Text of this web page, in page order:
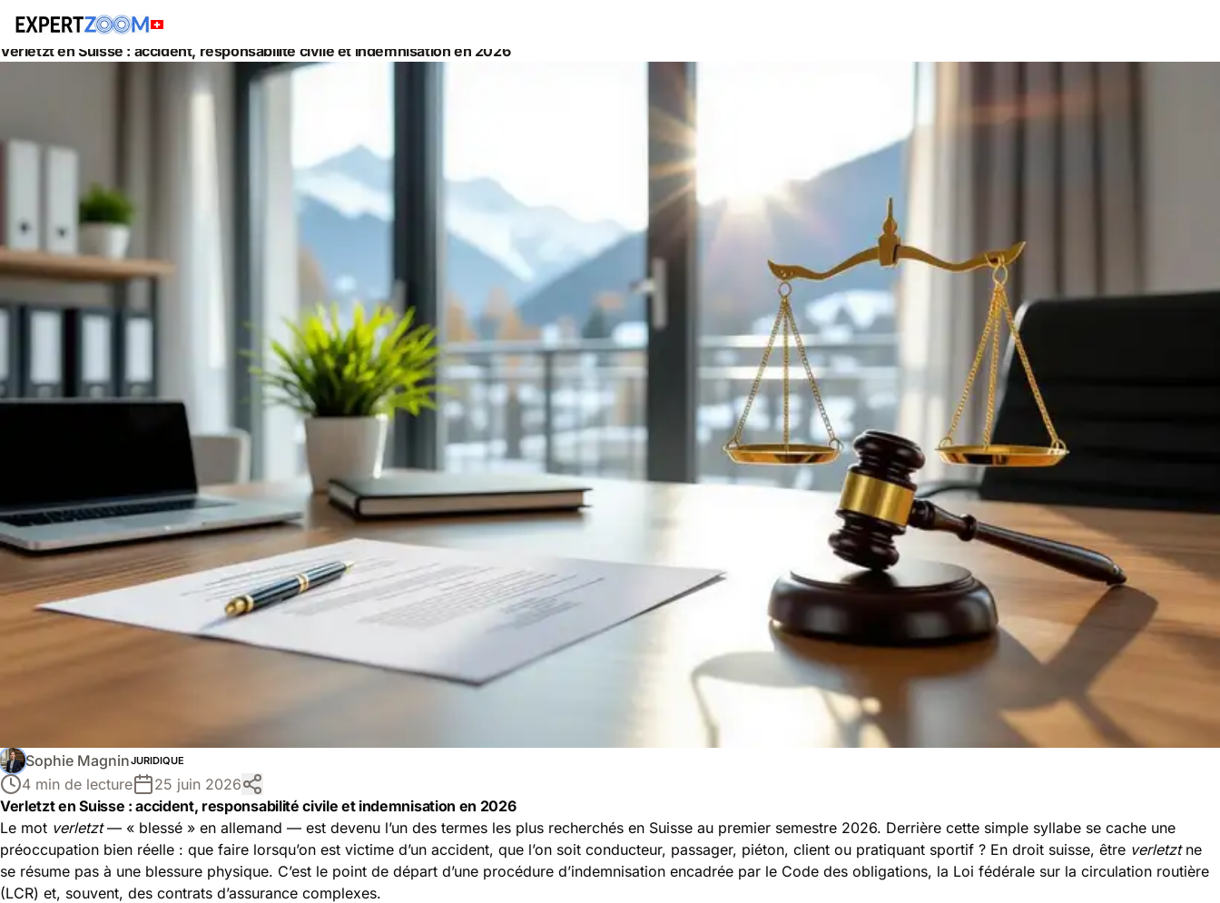
Actualités Juridique
Verletzt en Suisse : accident, responsabilité civile et indemnisation en 2026
Sophie MagninJURIDIQUE
4 min de lecture
25 juin 2026
Verletzt en Suisse : accident, responsabilité civile et indemnisation en 2026
Le mot verletzt— « blessé » en allemand — est devenu l’un des termes les plus recherchés en Suisse au premier semestre 2026. Derrière cette simple syllabe se cache une
préoccupation bien réelle : que faire lorsqu’on est victime d’un accident, que l’on soit conducteur, passager, piéton, client ou pratiquant sportif ? En droit suisse, être verletztne
se résume pas à une blessure physique. C’est le point de départ d’une procédure d’indemnisation encadrée par le Code des obligations, la Loi fédérale sur la circulation routière
(LCR) et, souvent, des contrats d’assurance complexes.